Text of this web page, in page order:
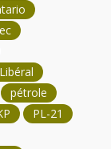
pétrole
PL-21